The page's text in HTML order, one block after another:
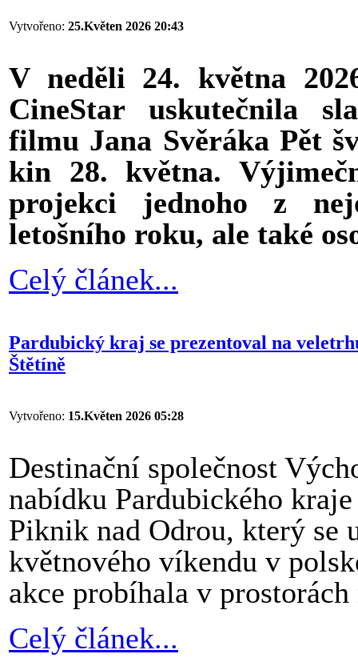
Vytvořeno: 25.Květen 2026 20:43
V neděli 24. května
CineStar uskutečnila
filmu Jana Svěráka Pět
kin 28. května.
projekci jednoho z
letošního roku, ale také
Celý článek...
Pardubický kraj se prezentoval na
Štětíně
Vytvořeno: 15.Květen 2026 05:28
Destinační společnost
nabídku Pardubického
Piknik nad Odrou, který se
květnového víkendu v
akce probíhala v
Celý článek...